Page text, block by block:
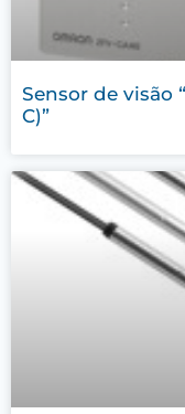
Sensor de visão
C)”